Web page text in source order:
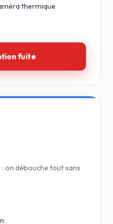
thermique
fuite
on débouche tout sans